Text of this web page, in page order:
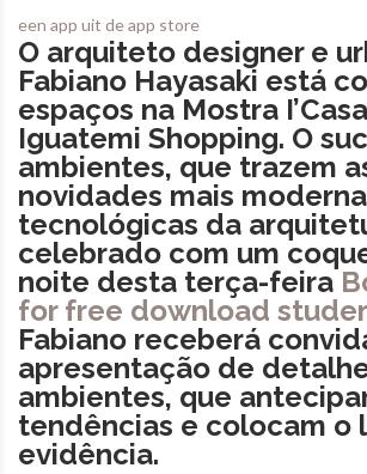
een app uit de app store
O arquiteto designer e
Fabiano Hayasaki está
espaços na Mostra
Iguatemi Shopping. O
ambientes, que trazem
novidades mais
tecnológicas da
celebrado com um
noite desta terça-feira
for free download
Fabiano receberá
apresentação de
ambientes, que
tendências e colocam o
evidência.